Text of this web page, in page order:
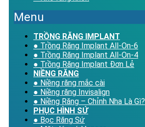
Menu
TRỒNG RĂNG IMPLANT
● Trồng Răng Implant All-On-6
● Trồng Răng Implant All-On-4
● Trồng Răng Implant Đơn Lẻ
NIỀNG RĂNG
● Niềng răng mắc cài
● Niềng răng Invisalign
● Niềng Răng – Chỉnh Nha Là Gì?
PHỤC HÌNH SỨ
● Bọc Răng Sứ